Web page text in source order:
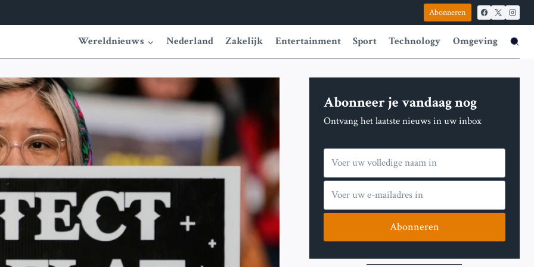
Abonneren
Wereldnieuws Nederland Zakelijk Entertainment Sport Technology Omgeving
Abonneer je vandaag nog
Ontvang het laatste nieuws in uw inbox
Abonneren